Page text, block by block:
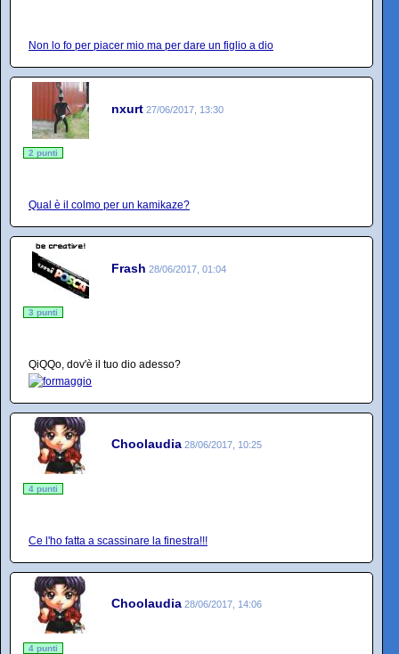
Non lo fo per piacer mio ma per dare un figlio a dio
nxurt 27/06/2017, 13:30
2 punti
Qual è il colmo per un kamikaze?
Frash 28/06/2017, 01:04
3 punti
QiQQo, dov'è il tuo dio adesso?
Choolaudia 28/06/2017, 10:25
4 punti
Ce l'ho fatta a scassinare la finestra!!!
Choolaudia 28/06/2017, 14:06
4 punti